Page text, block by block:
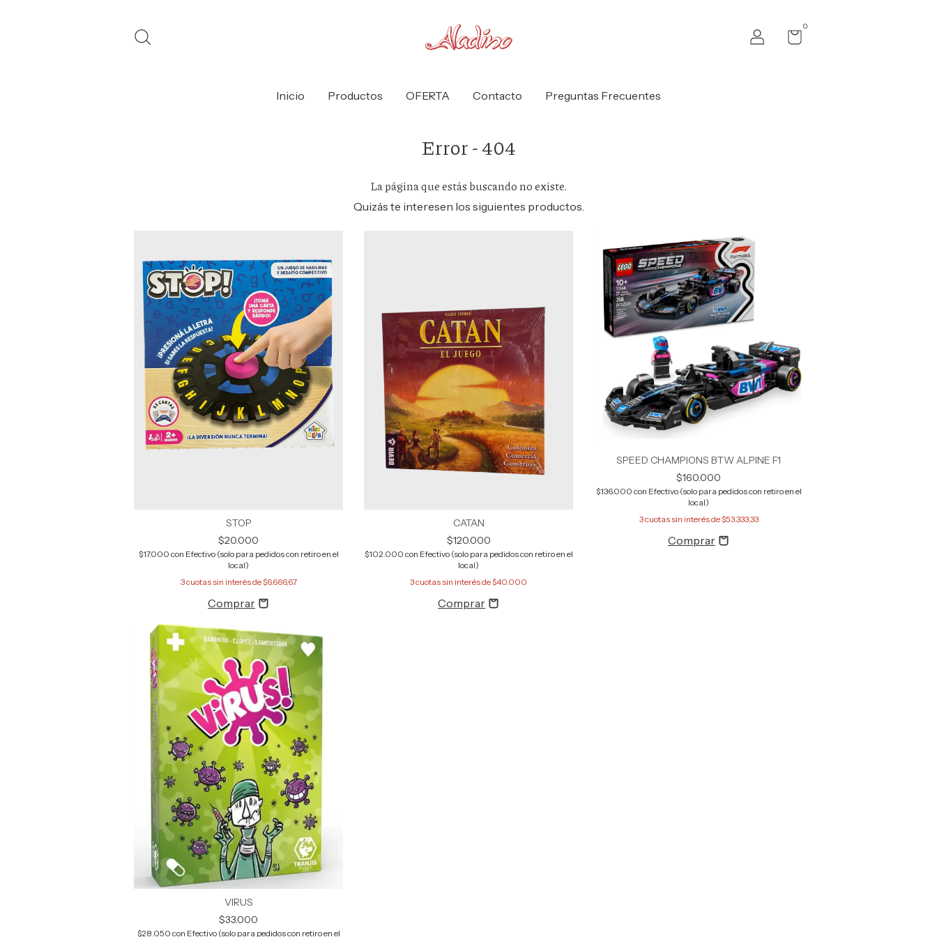
0
Inicio Productos OFERTA Contacto Preguntas Frecuentes
Error - 404
La página que estás buscando no existe.
Quizás te interesen los siguientes productos.
STOP
$20.000
$17.000 con Efectivo (solo para pedidos con retiro en el
local)
3cuotas sin interés de$6.666,67
CATAN
$120.000
$102.000 con Efectivo (solo para pedidos con retiro en el
local)
3cuotas sin interés de$40.000
SPEED CHAMPIONS BTW ALPINE F1
$160.000
$136.000 con Efectivo (solo para pedidos con retiro en el
local)
3cuotas sin interés de$53.333,33
VIRUS
$33.000
$28.050 con Efectivo (solo para pedidos con retiro en el